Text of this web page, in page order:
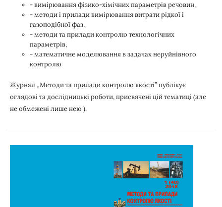
- вимірювання фізико-хімічних параметрів речовин,
- методи і прилади вимірювання витрати рідкої і
газоподібної фаз,
- методи та прилади контролю технологічних
параметрів,
- математичне моделювання в задачах неруйнівного
контролю
Журнал „Методи та прилади контролю якості” публікує
оглядові та дослідницькі роботи, присвячені цій тематиці (але
не обмежені лише нею ).